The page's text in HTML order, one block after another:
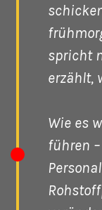
spricht
erzählt,
Wie es
führen